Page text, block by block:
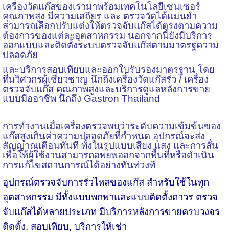
เครื่องวัดแก๊สของเรามาพร้อมเทคโนโลยีเซนเซอร์
คุณภาพสูง มีความเสถียร และ ตรวจวัดได้แม่นยำ
สามารถเลือกปรับแต่งให้ตรวจจับแก๊สได้ตรงตามความ
ต้องการของแต่ละอุตสาหกรรม นอกจากนี้ยังมีบริการ
ออกแบบและติดตั้งระบบตรวจจับแก๊สตามมาตรฐความ
ปลอดภัย
และบริการสอบเทียบและออกใบรับรองมาตรฐาน โดย
ทีมวิศวกรผู้เชี่ยวชาญ นึกถึงเครื่องวัดแก๊สรั่ว / เครื่อง
ตรวจจับแก๊ส คุณภาพสูงและบริการดูแลหลังการขาย
แบบมืออาชีพ นึกถึง Gastron Thailand
การทำงานเมื่อเครื่องตรวจพบว่าระดับความเข้มข้นของ
แก๊สสูงเกินค่าความปลอดภัยที่กำหนด อุปกรณ์จะส่ง
สัญญาณเตือนทันที ทั้งในรูปแบบเสียง แสง และการสั่น
เพื่อให้ผู้ใช้งานสามารถอพยพออกจากพื้นที่หรือดำเนิน
การแก้ไขสถานการณ์ได้อย่างทันท่วงที
อุปกรณ์ตรวจจับการรั่วไหลของแก๊สสำหรับใช้ในทุก
อุตสาหกรรม มีทั้งแบบพกพาและแบบติดตั้งถาวร ตรวจ
จับแก๊สได้หลายประเภท มีบริการหลังการขายครบวงจร
ติดตั้ง, สอบเทียบ, บริการให้เช่า